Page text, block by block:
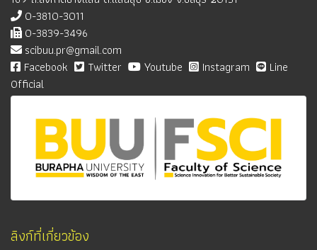
0-3810-3011
0-3839-3496
scibuu.pr@gmail.com
Facebook
Twitter Youtube Instagram
Line
Official
ลิงก์ที่เกี่ยวข้อง